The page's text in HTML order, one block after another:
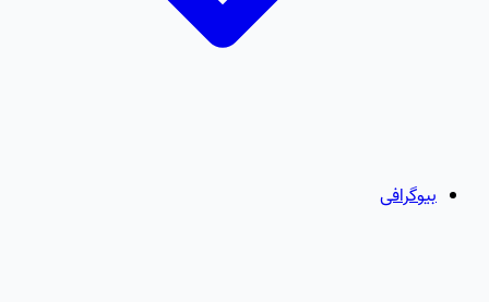
بیوگرافی